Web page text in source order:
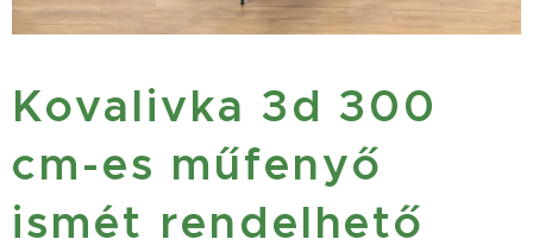
Kovalivka 3d 300
cm-es műfenyő
ismét rendelhető